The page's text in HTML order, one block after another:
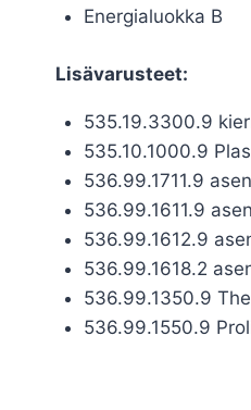
Energialuokka B
Lisävarusteet:
535.19.3300.9
535.10.1000.9
536.99.1711.9
536.99.1611.9
536.99.1612.9
536.99.1618.2
536.99.1350.9
536.99.1550.9